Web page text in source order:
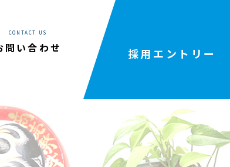
CONTACT US
問い合わせ 採用エントリー
wp-content/themes/sekiguchigumi-